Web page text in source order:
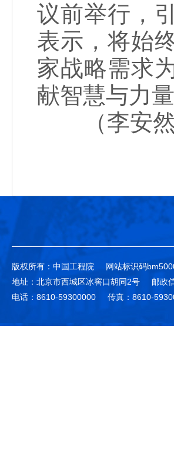
议前举行，
表示，将始
家战略需求
献智慧与力量
（李安然
版权所有：中国工程院 网站标识码
地址：北京市西城区冰窖口胡同2号
邮政
电话：8610-59300000
传真：8610-